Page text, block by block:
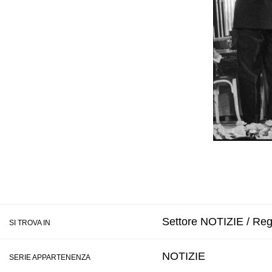
SI TROVA IN Settore NOTIZIE /
SERIE APPARTENENZA NOTIZIE